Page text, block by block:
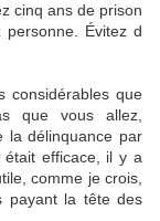
cinq ans de prison
Évitez d
considérables que
que vous allez,
la délinquance par
était efficace, il y a
comme je crois,
payant la tête des